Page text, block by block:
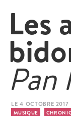
Les
Pan
LE 4 OCTOBRE
MUSIQUE